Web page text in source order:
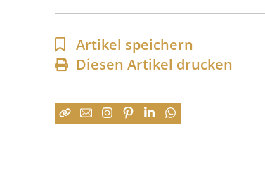
Artikel speichern
Diesen Artikel drucken